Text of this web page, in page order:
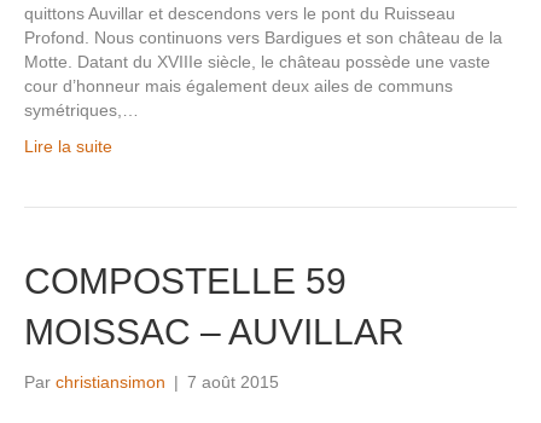
quittons Auvillar et descendons vers le pont du Ruisseau
Profond. Nous continuons vers Bardigues et son château de la
Motte. Datant du XVIIIe siècle, le château possède une vaste
cour d’honneur mais également deux ailes de communs
symétriques,…
Lire la suite
COMPOSTELLE 59
MOISSAC – AUVILLAR
Par christiansimon | 7 août 2015